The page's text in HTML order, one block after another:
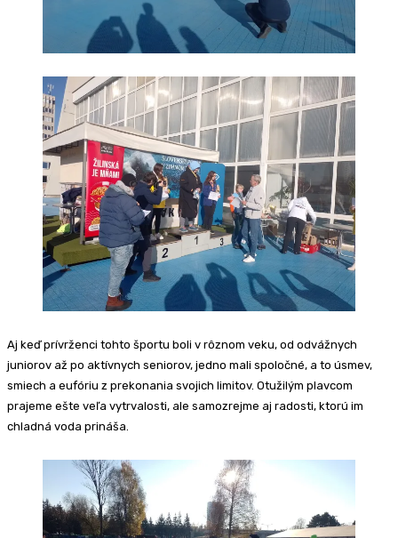
Aj keď prívrženci tohto športu boli v rôznom veku, od odvážnych
juniorov až po aktívnych seniorov, jedno mali spoločné, a to úsmev,
smiech a eufóriu z prekonania svojich limitov. Otužilým plavcom
prajeme ešte veľa vytrvalosti, ale samozrejme aj radosti, ktorú im
chladná voda prináša.